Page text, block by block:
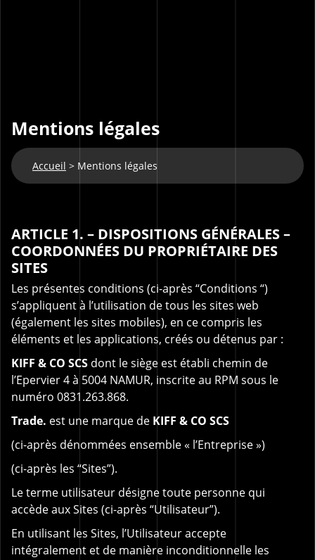
Mentions légales
Accueil > Mentions légales
ARTICLE 1. – DISPOSITIONS GÉNÉRALES –
COORDONNÉES DU PROPRIÉTAIRE DES
SITES
Les présentes conditions (ci-après “Conditions “)
s’appliquent à l’utilisation de tous les sites web
(également les sites mobiles), en ce compris les
éléments et les applications, créés ou détenus par :
KIFF & CO SCS dont le siège est établi chemin de
l’Epervier 4 à 5004 NAMUR, inscrite au RPM sous le
numéro 0831.263.868.
Trade. est une marque de KIFF & CO SCS
(ci-après dénommées ensemble « l’Entreprise »)
(ci-après les “Sites”).
Le terme utilisateur désigne toute personne qui
accède aux Sites (ci-après “Utilisateur”).
En utilisant les Sites, l’Utilisateur accepte
intégralement et de manière inconditionnelle les